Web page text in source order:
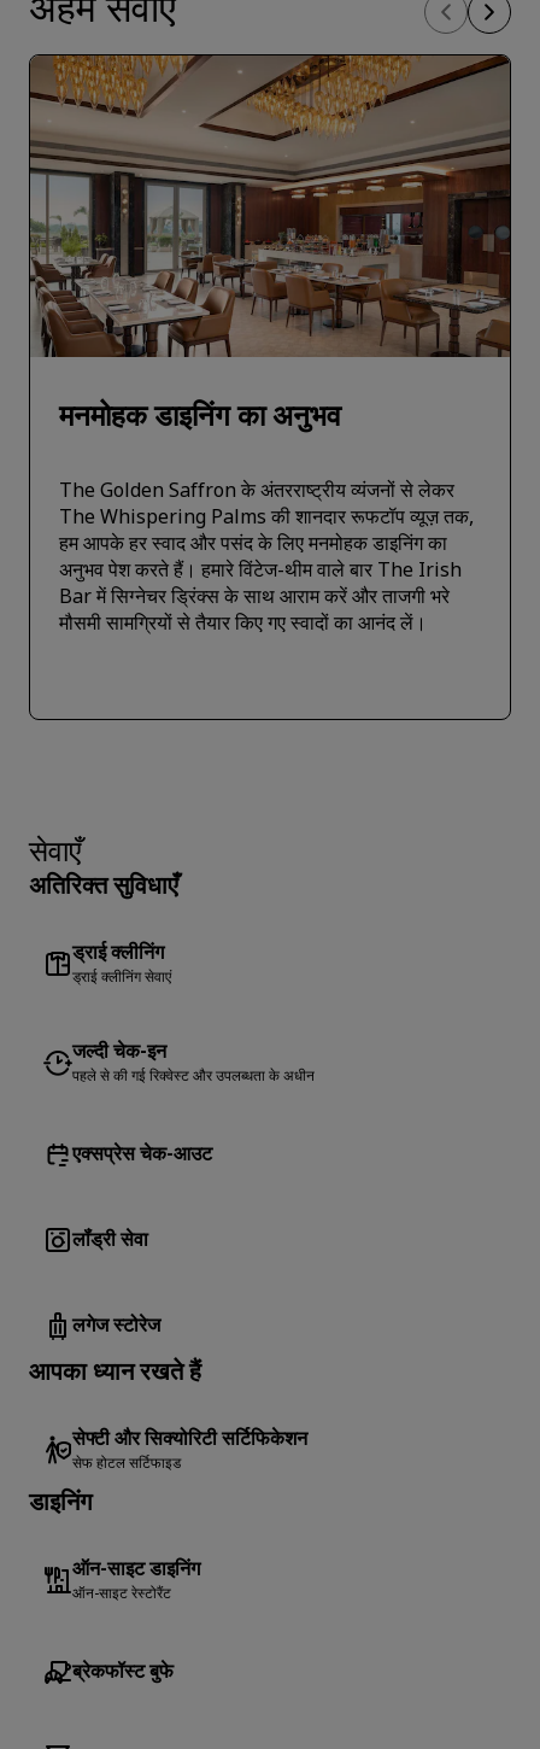
अहम सेवाएँ
मनमोहक डाइनिंग का अनुभव
The Golden Saffron के अंतरराष्ट्रीय व्यंजनों से लेकर
The Whispering Palms की शानदार रूफटॉप व्यूज़ तक,
हम आपके हर स्वाद और पसंद के लिए मनमोहक डाइनिंग का
अनुभव पेश करते हैं। हमारे विंटेज-थीम वाले बार The Irish
Bar में सिग्नेचर ड्रिंक्स के साथ आराम करें और ताजगी भरे
मौसमी सामग्रियों से तैयार किए गए स्वादों का आनंद लें।
सेवाएँ
अतिरिक्त सुविधाएँ
ड्राई क्लीनिंग
ड्राई क्लीनिंग सेवाएं
जल्दी चेक-इन
पहले से की गई रिक्वेस्ट और उपलब्धता के अधीन
एक्सप्रेस चेक-आउट
लॉंड्री सेवा
लगेज स्टोरेज
आपका ध्यान रखते हैं
सेफ्टी और सिक्योरिटी सर्टिफिकेशन
सेफ होटल सर्टिफाइड
डाइनिंग
ऑन-साइट डाइनिंग
ऑन-साइट रेस्टोरैंट
ब्रेकफॉस्ट बुफे